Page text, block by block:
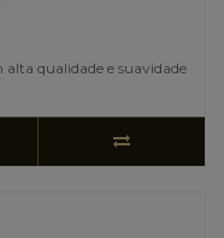
qualidade e suavidade